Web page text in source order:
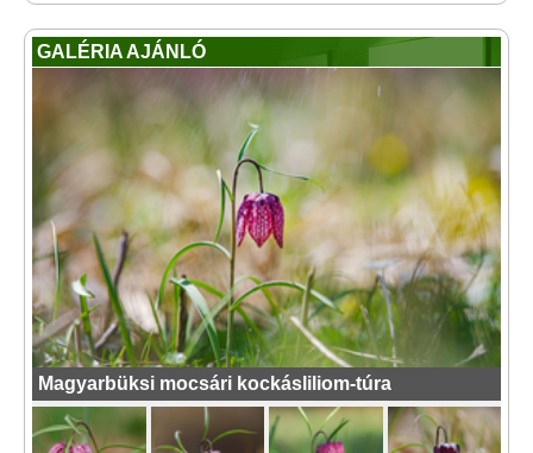
GALÉRIA AJÁNLÓ
Magyarbüksi mocsári kockásliliom-túra